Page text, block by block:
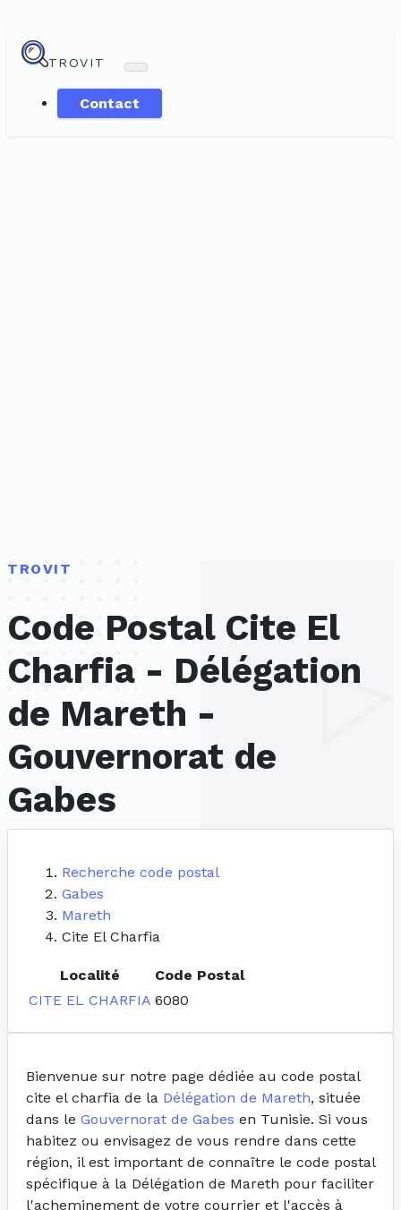
TROVIT
Contact
TROVIT
Code Postal Cite El
Charfia - Délégation
de Mareth -
Gouvernorat de
Gabes
Recherche code postal
Gabes
Mareth
Cite El Charfia
Localité
Code Postal
CITE EL CHARFIA 6080
Bienvenue sur notre page dédiée au code postal
cite el charfia de la Délégation de Mareth, située
dans le Gouvernorat de Gabes en Tunisie. Si vous
habitez ou envisagez de vous rendre dans cette
région, il est important de connaître le code postal
spécifique à la Délégation de Mareth pour faciliter
l'acheminement de votre courrier et l'accès à